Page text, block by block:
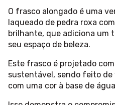
O frasco alongado é uma
laqueado de pedra roxa
brilhante, que adiciona um
seu espaço de beleza.
Este frasco é projetado
sustentável, sendo feito de
com uma cor à base de